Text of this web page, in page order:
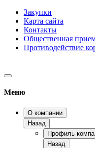
Закупки
Карта сайта
Контакты
Общественная
Противодействие
Меню
О компании
Назад
Профиль
Назад